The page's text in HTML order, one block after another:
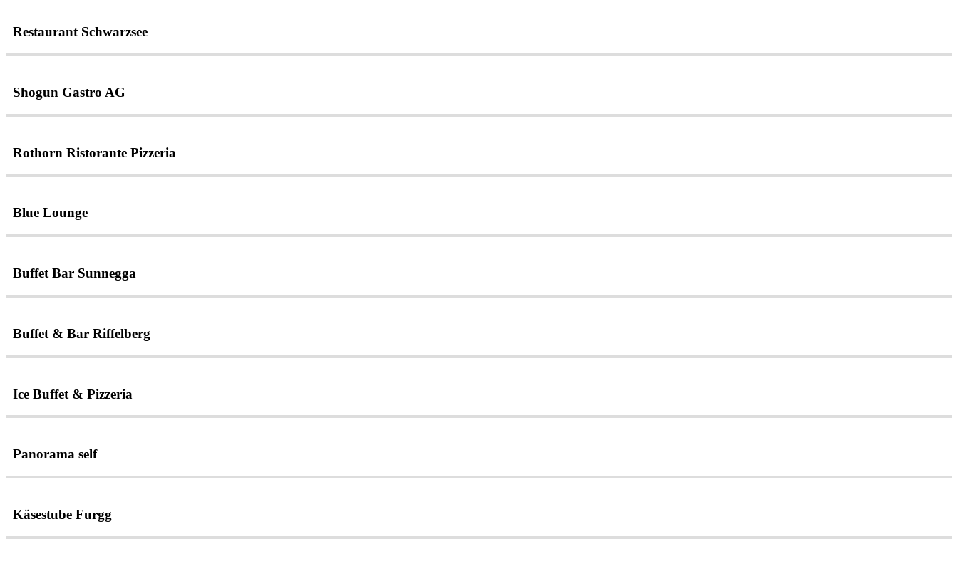
Restaurant Schwarzsee
Shogun Gastro AG
Rothorn Ristorante Pizzeria
Blue Lounge
Buffet Bar Sunnegga
Buffet & Bar Riffelberg
Ice Buffet & Pizzeria
Panorama self
Käsestube Furgg